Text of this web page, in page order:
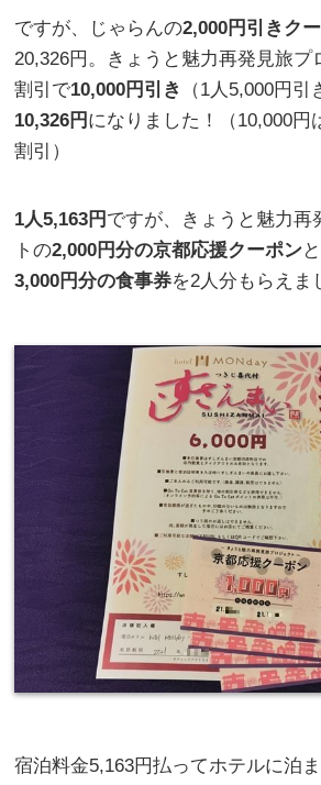
ですが、じゃらんの2,000円引きク
20,326円。きょうと魅力再発見旅プ
割引で10,000円引き
（1人5,000円引
10,326円 になりました！（10,000円
割引）
1人5,163円 ですが、きょうと魅力再
トの2,000円分の京都応援クーポン
3,000円分の食事券を2人分もらえま
宿泊料金5,163円払ってホテルに泊